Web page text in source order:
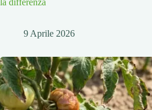
la differenza
9 Aprile 2026